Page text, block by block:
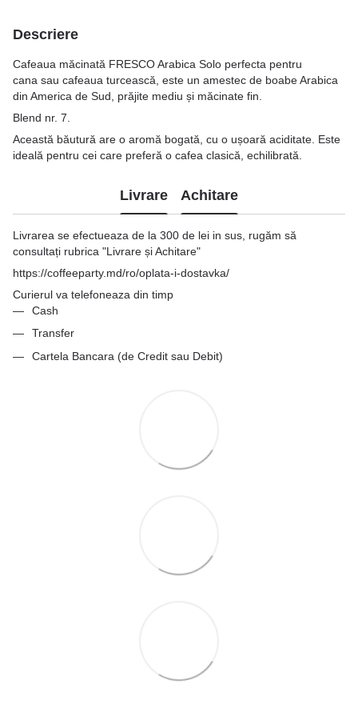
Descriere
Cafeaua măcinată FRESCO Arabica Solo perfecta pentru
cana sau cafeaua turcească, este un amestec de boabe Arabica
din America de Sud, prăjite mediu și măcinate fin.
Blend nr. 7.
Această băutură are o aromă bogată, cu o ușoară aciditate. Este
ideală pentru cei care preferă o cafea clasică, echilibrată.
Livrare Achitare
Livrarea se efectueaza de la 300 de lei in sus, rugăm să
consultați rubrica "Livrare și Achitare"
https://coffeeparty.md/ro/oplata-i-dostavka/
Curierul va telefoneaza din timp
Cash
Transfer
Cartela Bancara (de Credit sau Debit)